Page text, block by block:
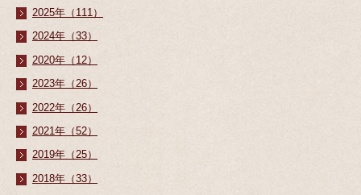
2025年（111）
2024年（33）
2020年（12）
2023年（26）
2022年（26）
2021年（52）
2019年（25）
2018年（33）